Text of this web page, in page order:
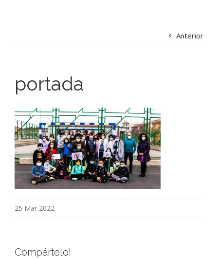
Anterior
portada
25 Mar 2022
Compártelo!